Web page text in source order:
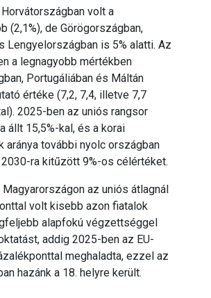
volt a
(2,1%), de Görögországban,
Lengyelországban is 5% alatti. Az
a legnagyobb mértékben
Portugáliában és Máltán
értéke (7,2, 7,4, illetve 7,7
2025-ben az uniós rangsor
állt 15,5%-kal, és a korai
aránya további nyolc országban
2030-ra kitűzött 9%-os célértéket.
az uniós átlagnál
volt kisebb azon fiatalok
alapfokú végzettséggel
addig 2025-ben az EU-
meghaladta, ezzel az
hazánk a 18. helyre került.